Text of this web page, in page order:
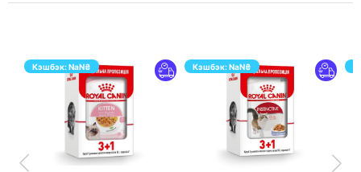
Кэшбэк:NaN₴
ПЕРЕЙТИ
Кэшбэк:NaN₴
ПЕРЕЙТИ